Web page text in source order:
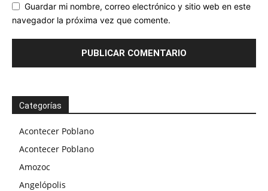
Guardar mi nombre, correo electrónico y sitio web en este
navegador la próxima vez que comente.
Categorías
Acontecer Poblano
Acontecer Poblano
Amozoc
Angelópolis